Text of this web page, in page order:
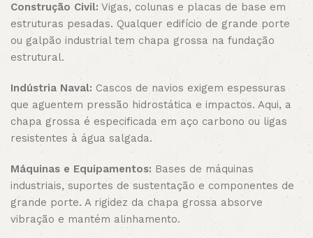
Construção Civil: Vigas, colunas e placas de base em
estruturas pesadas. Qualquer edifício de grande porte
ou galpão industrial tem chapa grossa na fundação
estrutural.
Indústria Naval: Cascos de navios exigem espessuras
que aguentem pressão hidrostática e impactos. Aqui, a
chapa grossa é especificada em aço carbono ou ligas
resistentes à água salgada.
Máquinas e Equipamentos: Bases de máquinas
industriais, suportes de sustentação e componentes de
grande porte. A rigidez da chapa grossa absorve
vibração e mantém alinhamento.